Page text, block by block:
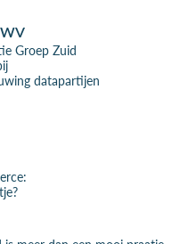
Groep Zuid
datapartijen